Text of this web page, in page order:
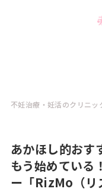
不妊治療・妊活のクリニ
あかほし的おす
もう始めている
ー「RizMo（リ